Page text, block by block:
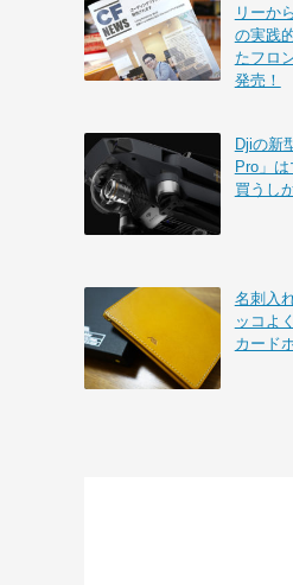
リーか
の実践
たフロ
発売！
Djiの新
Pro」
買うし
名刺入
ッコよ
カード